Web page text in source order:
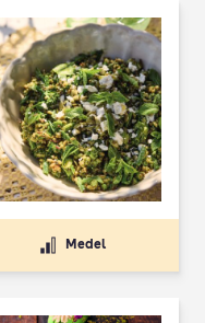
Medel